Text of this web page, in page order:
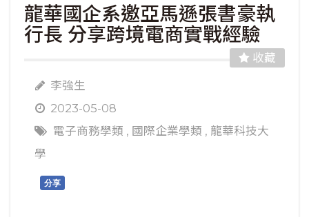
龍華國企系邀亞馬遜張書豪執
行長 分享跨境電商實戰經驗
收藏
李強生
2023-05-08
電子商務學類 , 國際企業學類 , 龍華科技大
學
分享